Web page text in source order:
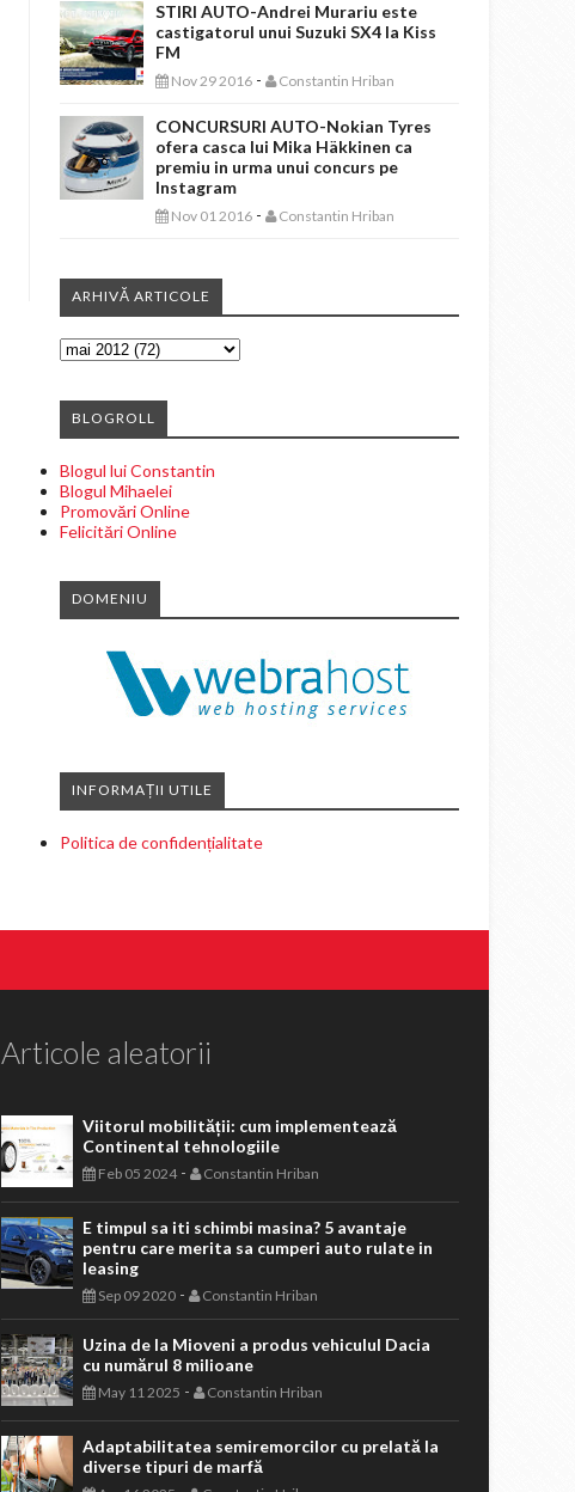
STIRI AUTO-Andrei Murariu este
castigatorul unui Suzuki SX4 la Kiss
FM
Nov 29 2016 - Constantin Hriban
CONCURSURI AUTO-Nokian Tyres
ofera casca lui Mika Häkkinen ca
premiu in urma unui concurs pe
Instagram
Nov 01 2016 - Constantin Hriban
ARHIVĂ ARTICOLE
BLOGROLL
Blogul lui Constantin
Blogul Mihaelei
Promovări Online
Felicitări Online
DOMENIU
INFORMAȚII UTILE
Politica de confidențialitate
Articole aleatorii
Viitorul mobilității: cum implementează
Continental tehnologiile
Feb 05 2024- Constantin Hriban
E timpul sa iti schimbi masina? 5 avantaje
pentru care merita sa cumperi auto rulate in
leasing
Sep 09 2020- Constantin Hriban
Uzina de la Mioveni a produs vehiculul Dacia
cu numărul 8 milioane
May 11 2025 - Constantin Hriban
Adaptabilitatea semiremorcilor cu prelată la
diverse tipuri de marfă